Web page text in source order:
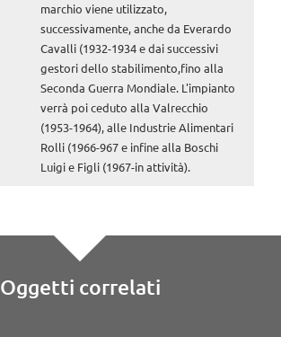
marchio viene utilizzato,
successivamente, anche da Everardo
Cavalli (1932-1934 e dai successivi
gestori dello stabilimento,fino alla
Seconda Guerra Mondiale. L'impianto
verrà poi ceduto alla Valrecchio
(1953-1964), alle Industrie Alimentari
Rolli (1966-967 e infine alla Boschi
Luigi e Figli (1967-in attività).
Oggetti correlati